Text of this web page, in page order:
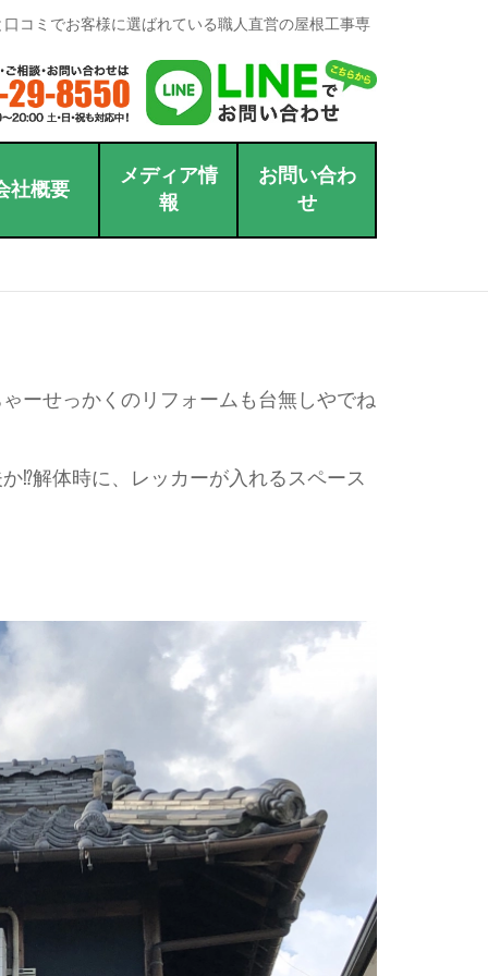
コミでお客様に選ばれている職人直営の屋根工事専
社概要
メディア情
報
お問い合わ
せ
ーせっかくのリフォームも台無しやでね
⁉︎解体時に、レッカーが入れるスペース